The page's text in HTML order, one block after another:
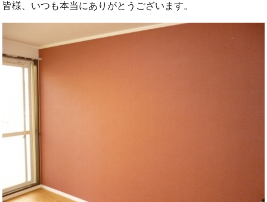
皆様、いつも本当にありがとうございます。